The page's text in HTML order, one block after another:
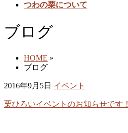
つわの栗について
ブログ
HOME »
ブログ
2016年9月5日 イベント
栗ひろいイベントのお知らせです！